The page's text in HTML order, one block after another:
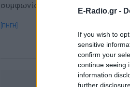
E-Radio.gr -
If you wish to
sensitive
confirm your
continue seeing
information
further
συμφωνία.
[ΠΗΓΗ]